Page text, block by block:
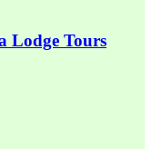
Lodge Tours